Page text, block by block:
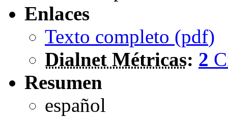
Enlaces
Texto completo (pdf)
Dialnet Métricas: 2
Resumen
español